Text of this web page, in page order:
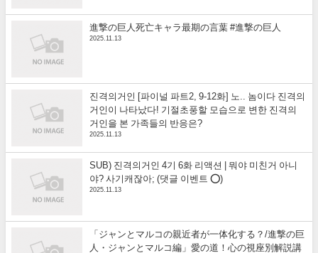
進撃の巨人死亡キャラ最期の言葉 #進撃の巨人
2025.11.13
진격의거인 [파이널 파트2, 9-12화] 노.. 놈이다 진격의
거인이 나타났다! 기절초풍할 모습으로 변한 진격의
거인을 본 가족들의 반응은?
2025.11.13
SUB) 진격의거인 4기 6화 리액션 | 뭐야 미친거 아니
야? 사기캐잖아; (댓글 이벤트 ⭕)
2025.11.13
「ジャンとマルコの親近者が一体化する？/進撃の巨
人・ジャンとマルコ編」愛の道！心の視座別解説講